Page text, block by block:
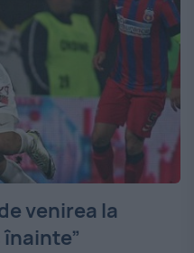
venirea la
înainte”